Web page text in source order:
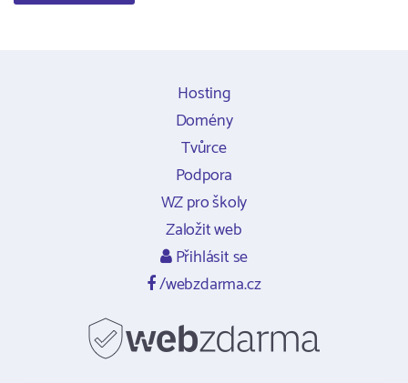
Hosting
Domény
Tvůrce
Podpora
WZ pro školy
Založit web
Přihlásit se
/webzdarma.cz